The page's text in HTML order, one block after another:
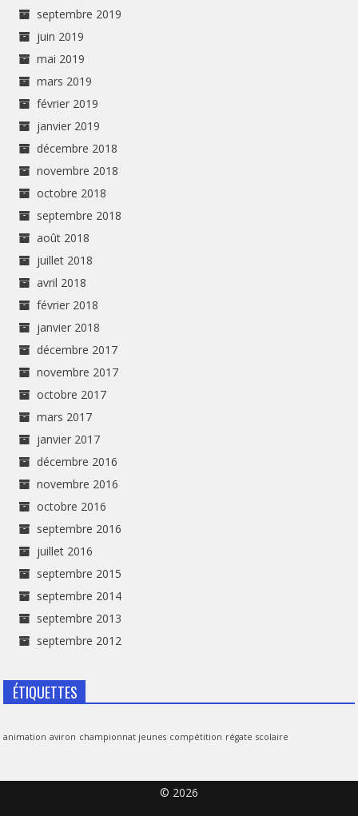
septembre 2019
juin 2019
mai 2019
mars 2019
février 2019
janvier 2019
décembre 2018
novembre 2018
octobre 2018
septembre 2018
août 2018
juillet 2018
avril 2018
février 2018
janvier 2018
décembre 2017
novembre 2017
octobre 2017
mars 2017
janvier 2017
décembre 2016
novembre 2016
octobre 2016
septembre 2016
juillet 2016
septembre 2015
septembre 2014
septembre 2013
septembre 2012
ÉTIQUETTES
animation aviron championnat jeunes compétition régate scolaire
© 2026